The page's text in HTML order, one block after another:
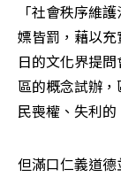
「社會秩序維
嫖皆罰，藉以
日的文化界提
區的概念試辦
民喪權、失利的
但滿口仁義道